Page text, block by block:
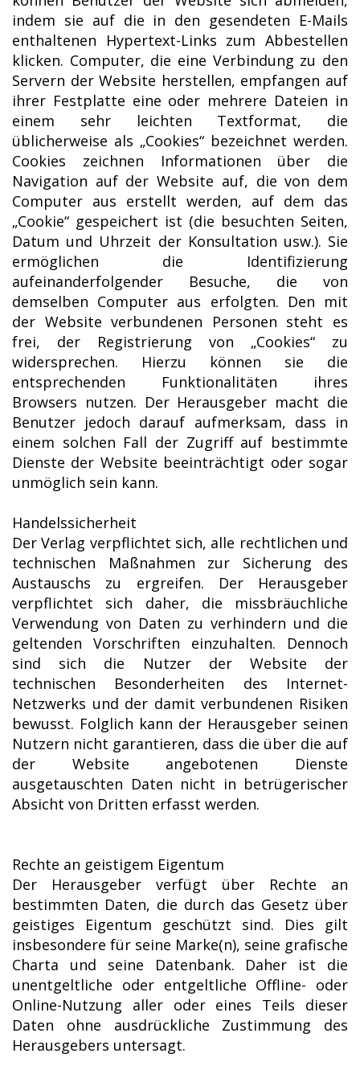
indem sie auf die in den gesendeten E-Mails
enthaltenen Hypertext-Links zum Abbestellen
klicken. Computer, die eine Verbindung zu den
Servern der Website herstellen, empfangen auf
ihrer Festplatte eine oder mehrere Dateien in
einem sehr leichten Textformat, die
üblicherweise als „Cookies“ bezeichnet werden.
Cookies zeichnen Informationen über die
Navigation auf der Website auf, die von dem
Computer aus erstellt werden, auf dem das
„Cookie“ gespeichert ist (die besuchten Seiten,
Datum und Uhrzeit der Konsultation usw.). Sie
ermöglichen die Identifizierung
aufeinanderfolgender Besuche, die von
demselben Computer aus erfolgten. Den mit
der Website verbundenen Personen steht es
frei, der Registrierung von „Cookies“ zu
widersprechen. Hierzu können sie die
entsprechenden Funktionalitäten ihres
Browsers nutzen. Der Herausgeber macht die
Benutzer jedoch darauf aufmerksam, dass in
einem solchen Fall der Zugriff auf bestimmte
Dienste der Website beeinträchtigt oder sogar
unmöglich sein kann.
Handelssicherheit
Der Verlag verpflichtet sich, alle rechtlichen und
technischen Maßnahmen zur Sicherung des
Austauschs zu ergreifen. Der Herausgeber
verpflichtet sich daher, die missbräuchliche
Verwendung von Daten zu verhindern und die
geltenden Vorschriften einzuhalten. Dennoch
sind sich die Nutzer der Website der
technischen Besonderheiten des Internet-
Netzwerks und der damit verbundenen Risiken
bewusst. Folglich kann der Herausgeber seinen
Nutzern nicht garantieren, dass die über die auf
der Website angebotenen Dienste
ausgetauschten Daten nicht in betrügerischer
Absicht von Dritten erfasst werden.
Rechte an geistigem Eigentum
Der Herausgeber verfügt über Rechte an
bestimmten Daten, die durch das Gesetz über
geistiges Eigentum geschützt sind. Dies gilt
insbesondere für seine Marke(n), seine grafische
Charta und seine Datenbank. Daher ist die
unentgeltliche oder entgeltliche Offline- oder
Online-Nutzung aller oder eines Teils dieser
Daten ohne ausdrückliche Zustimmung des
Herausgebers untersagt.